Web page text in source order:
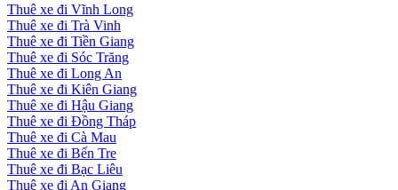
Thuê xe đi Vĩnh Long
Thuê xe đi Trà Vinh
Thuê xe đi Tiền Giang
Thuê xe đi Sóc Trăng
Thuê xe đi Long An
Thuê xe đi Kiên Giang
Thuê xe đi Hậu Giang
Thuê xe đi Đồng Tháp
Thuê xe đi Cà Mau
Thuê xe đi Bến Tre
Thuê xe đi Bạc Liêu
Thuê xe đi An Giang